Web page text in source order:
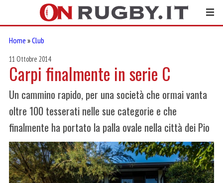
Home »Club
11 Ottobre 2014
Carpi finalmente in serie C
Un cammino rapido, per una società che ormai vanta
oltre 100 tesserati nelle sue categorie e che
finalmente ha portato la palla ovale nella città dei Pio